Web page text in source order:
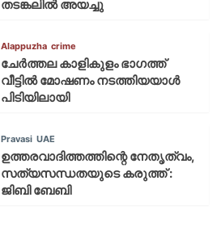
തടങ്കലിൽ അയച്ചു
Alappuzha crime
ചേർത്തല കാളികുളം ഭാഗത്ത്
വീട്ടിൽ മോഷണം നടത്തിയയാൾ
പിടിയിലായി
Pravasi UAE
ഉത്തരവാദിത്തത്തിന്റെ നേതൃത്വം,
സത്യസന്ധതയുടെ കരുത്ത് :
ജിബി ബേബി